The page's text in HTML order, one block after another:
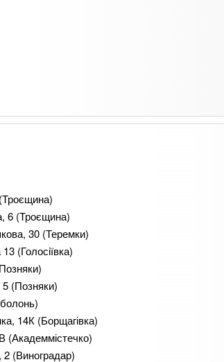
6 (Троєщина)
30 (Теремки)
(Голосіївка)
(Позняки)
14К (Борщагівка)
(Академмістечко)
(Виноградар)